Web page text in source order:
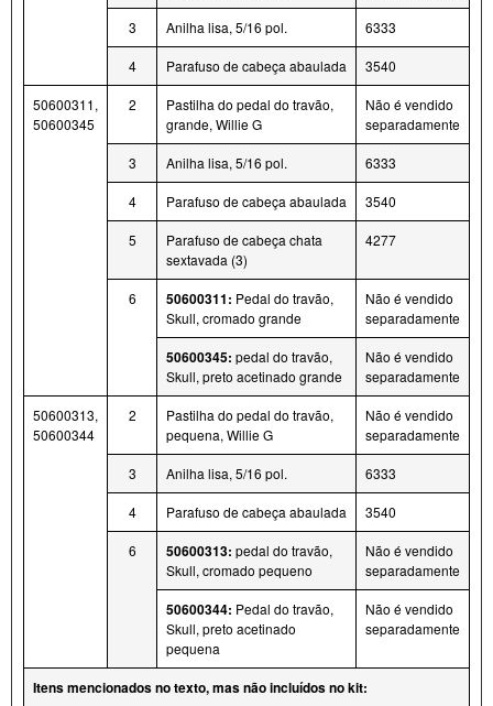
3 Anilha lisa, 5/16 pol. 6333
4 Parafuso de cabeça abaulada 3540
50600311,
50600345
2
Pastilha do pedal do travão,
grande, Willie G
Não é vendido
separadamente
3 Anilha lisa, 5/16 pol. 6333
4 Parafuso de cabeça abaulada 3540
5
Parafuso de cabeça chata
sextavada (3)
4277
6 50600311: Pedal do travão,
Skull, cromado grande
Não é vendido
separadamente
50600345: pedal do travão,
Skull, preto acetinado grande
Não é vendido
separadamente
50600313,
50600344
2
Pastilha do pedal do travão,
pequena, Willie G
Não é vendido
separadamente
3 Anilha lisa, 5/16 pol. 6333
4 Parafuso de cabeça abaulada 3540
6 50600313: pedal do travão,
Skull, cromado pequeno
Não é vendido
separadamente
50600344: Pedal do travão,
Skull, preto acetinado
pequena
Não é vendido
separadamente
Itens mencionados no texto, mas não incluídos no kit: